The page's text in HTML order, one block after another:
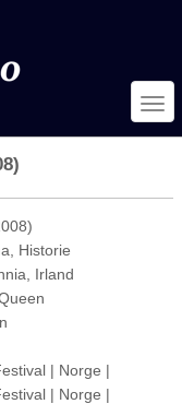
Historie
Irland
| Norge |
| Norge |